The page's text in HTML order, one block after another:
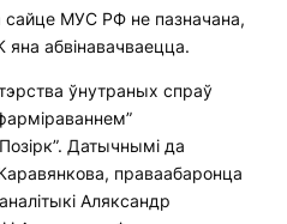
МУС РФ не пазначана,
яна абвінавачваецца.
ўнутраных спраў
Датычнымі да
праваабаронца
Аляксандр